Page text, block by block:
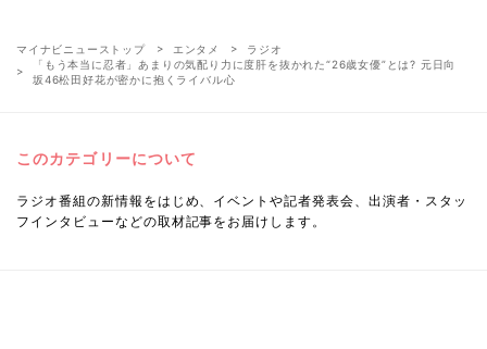
マイナビニューストップ エンタメ
ラジオ
「もう本当に忍者」あまりの気配り力に度肝を抜かれた“26歳女優”とは? 元日向
坂46松田好花が密かに抱くライバル心
このカテゴリーについて
ラジオ番組の新情報をはじめ、イベントや記者発表会、出演者・スタッ
フインタビューなどの取材記事をお届けします。